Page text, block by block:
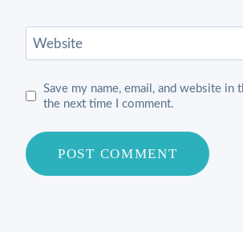
Website
Save my name, email, and website in
the next time I comment.